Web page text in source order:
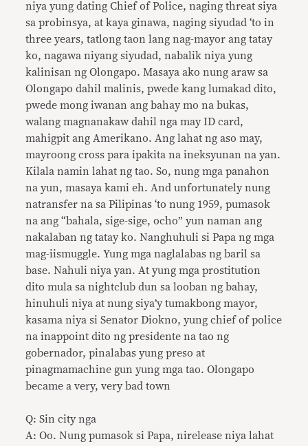
niya yung dating Chief of Police, naging threat siya
sa probinsya, at kaya ginawa, naging siyudad ‘to in
three years, tatlong taon lang nag-mayor ang tatay
ko, nagawa niyang siyudad, nabalik niya yung
kalinisan ng Olongapo. Masaya ako nung araw sa
Olongapo dahil malinis, pwede kang lumakad dito,
pwede mong iwanan ang bahay mo na bukas,
walang magnanakaw dahil nga may ID card,
mahigpit ang Amerikano. Ang lahat ng aso may,
mayroong cross para ipakita na ineksyunan na yan.
Kilala namin lahat ng tao. So, nung mga panahon
na yun, masaya kami eh. And unfortunately nung
natransfer na sa Pilipinas ‘to nung 1959, pumasok
na ang “bahala, sige-sige, ocho” yun naman ang
nakalaban ng tatay ko. Nanghuhuli si Papa ng mga
mag-iismuggle. Yung mga naglalabas ng baril sa
base. Nahuli niya yan. At yung mga prostitution
dito mula sa nightclub dun sa looban ng bahay,
hinuhuli niya at nung siya’y tumakbong mayor,
kasama niya si Senator Diokno, yung chief of police
na inappoint dito ng presidente na tao ng
gobernador, pinalabas yung preso at
pinagmamachine gun yung mga tao. Olongapo
became a very, very bad town
Q: Sin city nga
A: Oo. Nung pumasok si Papa, nirelease niya lahat